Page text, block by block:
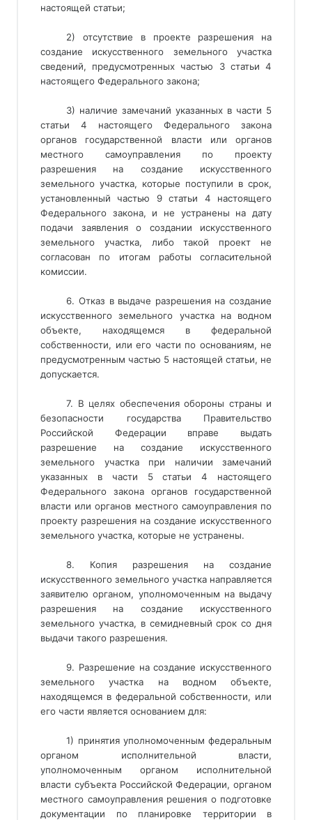
настоящей статьи;
2) отсутствие в проекте разрешения на
создание искусственного земельного участка
сведений, предусмотренных частью 3 статьи 4
настоящего Федерального закона;
3) наличие замечаний указанных в части 5
статьи 4 настоящего Федерального закона
органов государственной власти или органов
местного самоуправления по проекту
разрешения на создание искусственного
земельного участка, которые поступили в срок,
установленный частью 9 статьи 4 настоящего
Федерального закона, и не устранены на дату
подачи заявления о создании искусственного
земельного участка, либо такой проект не
согласован по итогам работы согласительной
комиссии.
6. Отказ в выдаче разрешения на создание
искусственного земельного участка на водном
объекте, находящемся в федеральной
собственности, или его части по основаниям, не
предусмотренным частью 5 настоящей статьи, не
допускается.
7. В целях обеспечения обороны страны и
безопасности государства Правительство
Российской Федерации вправе выдать
разрешение на создание искусственного
земельного участка при наличии замечаний
указанных в части 5 статьи 4 настоящего
Федерального закона органов государственной
власти или органов местного самоуправления по
проекту разрешения на создание искусственного
земельного участка, которые не устранены.
8. Копия разрешения на создание
искусственного земельного участка направляется
заявителю органом, уполномоченным на выдачу
разрешения на создание искусственного
земельного участка, в семидневный срок со дня
выдачи такого разрешения.
9. Разрешение на создание искусственного
земельного участка на водном объекте,
находящемся в федеральной собственности, или
его части является основанием для:
1) принятия уполномоченным федеральным
органом исполнительной власти,
уполномоченным органом исполнительной
власти субъекта Российской Федерации, органом
местного самоуправления решения о подготовке
документации по планировке территории в